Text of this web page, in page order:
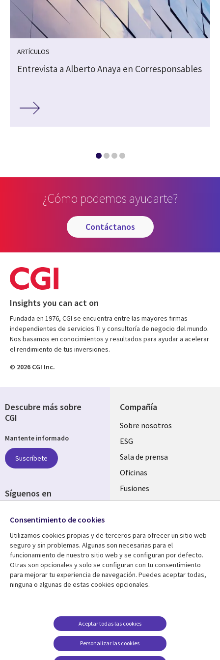
ARTÍCULOS
Entrevista a Alberto Anaya en Corresponsables
¿Cómo podemos ayudarte?
contáctanos
Insights you can act on
Fundada en 1976, CGI se encuentra entre las mayores firmas
independientes de servicios TI y consultoría de negocio del mundo.
Nos basamos en conocimientos y resultados para ayudar a acelerar
el rendimiento de tus inversiones.
© 2026 CGI Inc.
Compañía
Useful
links
SPAIN
Sobre nosotros
ESG
Sala de prensa
Oficinas
Fusiones
Inversores
Centro de Recursos
Library
Links
Artículos
Blogs
Casos de éxito
Ayuda
Legal
SPAIN
Aviso Legal
Política de Privacidad
Gestión de cookies
Descubre más sobre
CGI
Mantente informado
Suscríbete
Síguenos en
Media
SPAIN
Consentimiento de cookies
Utilizamos cookies propias y de terceros para ofrecer un sitio web
seguro y sin problemas. Algunas son necesarias para el
funcionamiento de nuestro sitio web y se configuran por defecto.
Otras son opcionales y solo se configuran con tu consentimiento
para mejorar tu experiencia de navegación. Puedes aceptar todas,
ninguna o algunas de estas cookies opcionales.
Personalizar las cookies
Aceptar todas las cookies